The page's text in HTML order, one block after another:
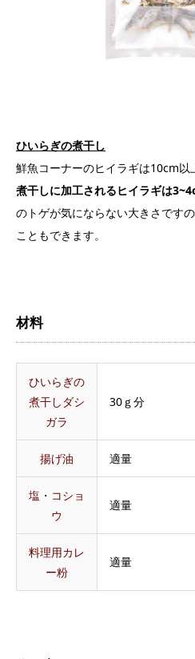
ひいらぎの煮干し
鮮魚コーナーのヒイラギは10cm以
煮干しに加工されるヒイラギは
のトゲが気にならない大きさです
こともできます。
材料
ひいらぎの
煮干しダシ
ガラ
30ｇ分
揚げ油 適量
塩・コショ
ウ
適量
料理用カレ
ー粉
適量